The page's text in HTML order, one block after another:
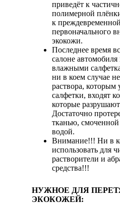
приведёт к
полимерной
к
первоначального
экокожи.
Последнее время
салоне
влажными
ни в коем случае
раствора,
салфетки, входят
которые
Достаточно
тканью,
водой.
Внимание!!! Ни в
использовать для
растворители и
средства!!!
НУЖНОЕ ДЛЯ
ЭКОКОЖЕЙ: